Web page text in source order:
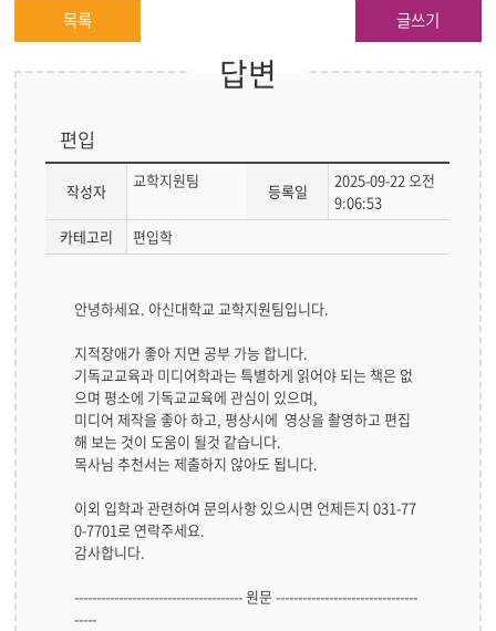
목록 글쓰기
답변
편입
작성자
교학지원팀
등록일
2025-09-22 오전
9:06:53
카테고리
편입학
답
글
본
문
안녕하세요. 아신대학교 교학지원팀입니다.
지적장애가 좋아 지면 공부 가능 합니다.
기독교교육과 미디어학과는 특별하게 읽어야 되는 책은 없
으며 평소에 기독교교육에 관심이 있으며,
미디어 제작을 좋아 하고, 평상시에 영상을 촬영하고 편집
해 보는 것이 도움이 될것 같습니다.
목사님 추천서는 제출하지 않아도 됩니다.
이외 입학과 관련하여 문의사항 있으시면 언제든지 031-77
0-7701로 연락주세요.
감사합니다.
-------------------------------------- 원문 --------------------------------
-----